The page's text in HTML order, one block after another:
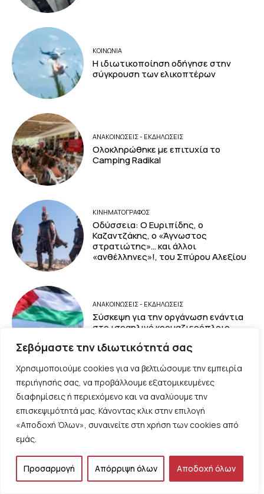
Σεβόμαστε την ιδιωτικότητά σας
Χρησιμοποιούμε cookies για να βελτιώσουμε την εμπειρία
περιήγησής σας, να προβάλλουμε εξατομικευμένες
διαφημίσεις ή περιεχόμενο και να αναλύουμε την
επισκεψιμότητά μας. Κάνοντας κλικ στην επιλογή
«Αποδοχή Όλων», συναινείτε στη χρήση των cookies από
εμάς.
Προσαρμογή Απόρριψη όλων Αποδοχή όλων
ΚΟΙΝΩΝΙΑ
Η ιδιωτικοποίηση οδήγησε στην
σύγκρουση των ελικοπτέρων
ΑΝΑΚΟΙΝΩΣΕΙΣ - ΕΚΔΗΛΩΣΕΙΣ
Ολοκληρώθηκε με επιτυχία το
Camping Radikal
ΚΙΝΗΜΑΤΟΓΡΆΦΟΣ
Οδύσσεια: Ο Ευριπίδης, ο
Καζαντζάκης, ο «Άγνωστος
στρατιώτης»… και άλλοι
«ανθέλληνες»!, του Σπύρου Αλεξίου
ΑΝΑΚΟΙΝΩΣΕΙΣ - ΕΚΔΗΛΩΣΕΙΣ
Σύσκεψη για την οργάνωση ενάντια
στο ισραηλινό κρουαζιερόπλοιο
ΠΟΛΙΤΙΣΜΟΣ
Επιτέλους, ένα τραγούδι που
δοξάζει την ανάπτυξη δια χειρός
Φάμελου και Δεληβοριά
ΠΟΛΙΤΙΣΜΟΣ